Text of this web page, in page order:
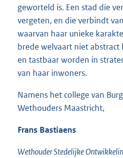
geworteld is. Een stad die
vergeten, en die verbindt
waarvan haar unieke
brede welvaart niet abstract
en tastbaar worden in
van haar inwoners.
Namens het college van
Wethouders Maastricht,
Frans Bastiaens
Wethouder Stedelijke